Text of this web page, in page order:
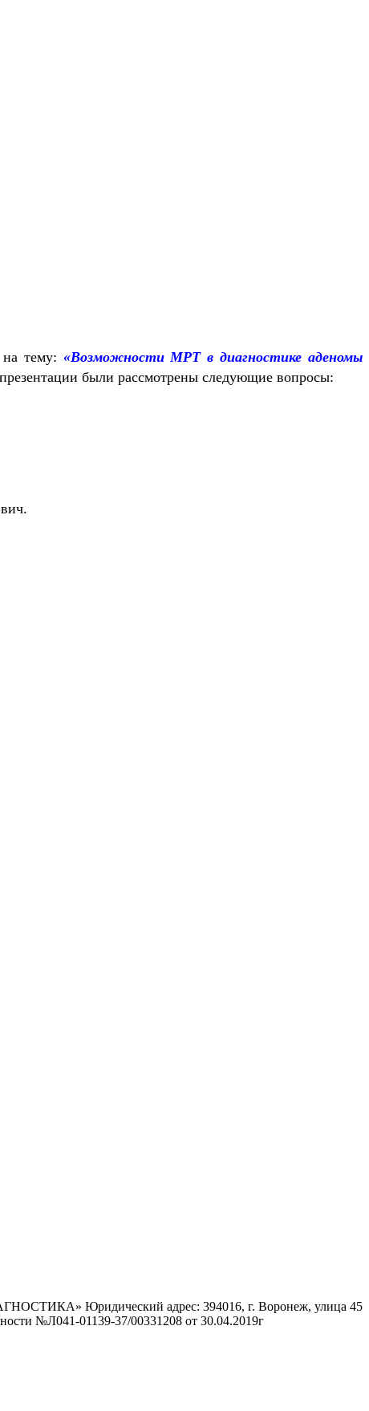
тему: «Возможности МРТ в диагностике аденомы
были рассмотрены следующие вопросы:
Юридический адрес: 394016, г. Воронеж, улица 45
№Л041-01139-37/00331208 от 30.04.2019г